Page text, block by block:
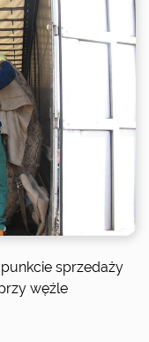
sprzedaży
węźle